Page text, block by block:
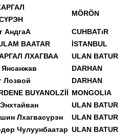
MÖRÖN
АндгаA
CUHBATıR
BAATAR
İSTANBUL
ЛХАГВАА
ULAN BATUR
DARHAN
Лозвой
DARHAN
BUYANOLZİİ MONGOLIA
ULAN BATUR
Лхагвасүрэн
ULAN BATUR
Чулуунбаатар ULAN BATUR